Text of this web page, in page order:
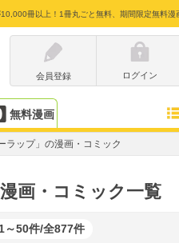
冊以上！1冊丸ごと無料、期間限定無料漫
会員登録
ログイン
無料漫画
ラップ」の漫画・コミック
画・コミック一覧
1～50件/全877件